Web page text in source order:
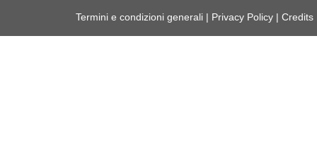
Termini e condizioni generali Privacy Policy Credits